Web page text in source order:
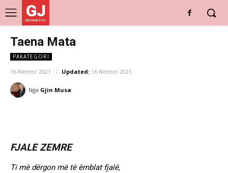
GJ
DRITARE E RE
Taena Mata
PAKATEGORI
16 Nëntor 2021 Updated: 16 Nëntor 2021
Nga Gjin Musa
FJALE ZEMRE
Ti më dërgon më të ëmblat fjalë,